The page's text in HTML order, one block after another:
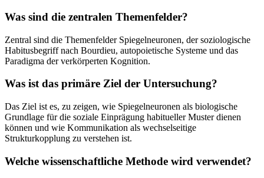
Was sind die zentralen Themenfelder?
Zentral sind die Themenfelder Spiegelneuronen, der soziologische
Habitusbegriff nach Bourdieu, autopoietische Systeme und das
Paradigma der verkörperten Kognition.
Was ist das primäre Ziel der Untersuchung?
Das Ziel ist es, zu zeigen, wie Spiegelneuronen als biologische
Grundlage für die soziale Einprägung habitueller Muster dienen
können und wie Kommunikation als wechselseitige
Strukturkopplung zu verstehen ist.
Welche wissenschaftliche Methode wird verwendet?